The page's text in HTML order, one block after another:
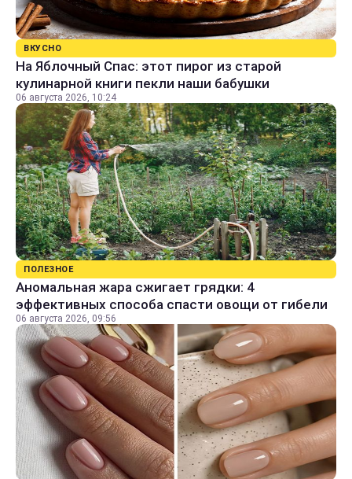
ВКУСНО
На Яблочный Спас: этот пирог из старой
кулинарной книги пекли наши бабушки
06 августа 2026, 10:24
ПОЛЕЗНОЕ
Аномальная жара сжигает грядки: 4
эффективных способа спасти овощи от гибели
06 августа 2026, 09:56